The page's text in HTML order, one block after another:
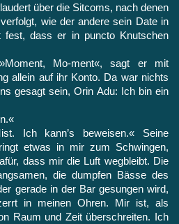
über die Sitcoms, nach denen
wie der andere sein Date in
fest, dass er in puncto Knutschen
Mo‑ment«, sagt er mit
allein auf ihr Konto. Da war nichts
gesagt sein, Orin Adu: Ich bin ein
Ich kann’s beweisen.« Seine
etwas in mir zum Schwingen,
dass mir die Luft wegbleibt. Die
die dumpfen Bässe des
gerade in der Bar gesungen wird,
in meinen Ohren. Mir ist, als
Raum und Zeit überschreiten. Ich